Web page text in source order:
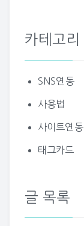
카테고리
SNS연동
사용법
사이트연동
태그카드
글 목록